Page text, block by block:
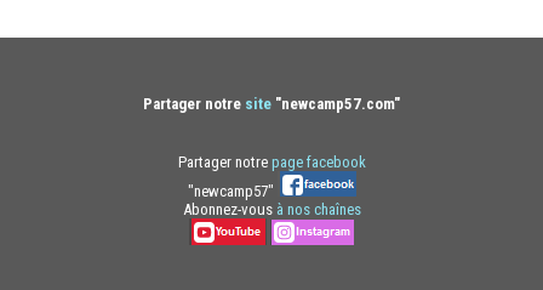
Partager notre site "newcamp57.com"
Partager notre page facebook
"newcamp57"
Abonnez-vous à nos chaînes